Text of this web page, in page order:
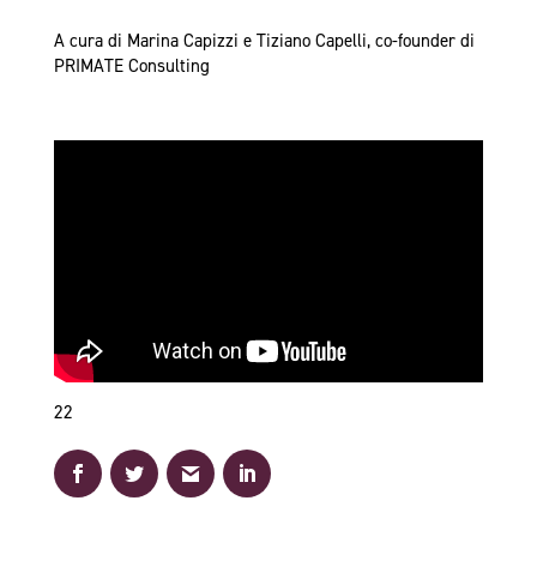
A cura di Marina Capizzi e Tiziano Capelli, co-founder di
PRIMATE Consulting
22